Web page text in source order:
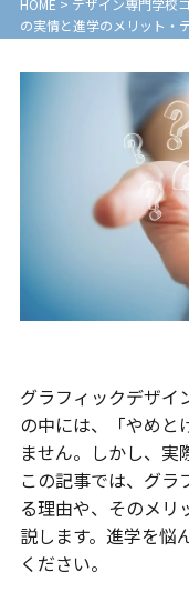
HOME > デザイン専門学校
の実情と進学のメリット・
グラフィックデザイ
の中には、「やめと
ません。しかし、実
この記事では、グラ
る理由や、そのメリ
説します。進学を悩
ください。